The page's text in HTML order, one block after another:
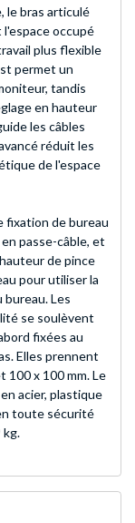
le bras articulé
occupé
plus flexible
permet un
tandis
en hauteur
les câbles
réduit les
de l'espace
fixation de bureau
passe-câble, et
de pince
pour utiliser la
bureau. Les
se soulèvent
fixées au
Elles prennent
100 x 100 mm. Le
acier, plastique
toute sécurité
kg.